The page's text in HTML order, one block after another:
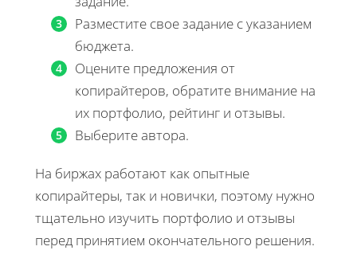
Разместите свое задание с указанием
бюджета.
Оцените предложения от
копирайтеров, обратите внимание на
их портфолио, рейтинг и отзывы.
Выберите автора.
На биржах работают как опытные
копирайтеры, так и новички, поэтому нужно
тщательно изучить портфолио и отзывы
перед принятием окончательного решения.